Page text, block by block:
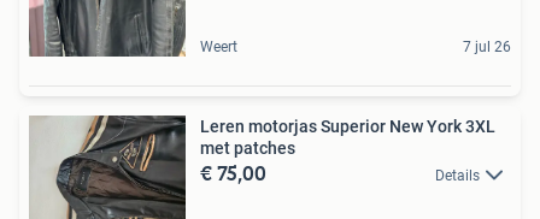
Weert 7 jul 26
Leren motorjas Superior New York 3XL
met patches
€ 75,00 Details